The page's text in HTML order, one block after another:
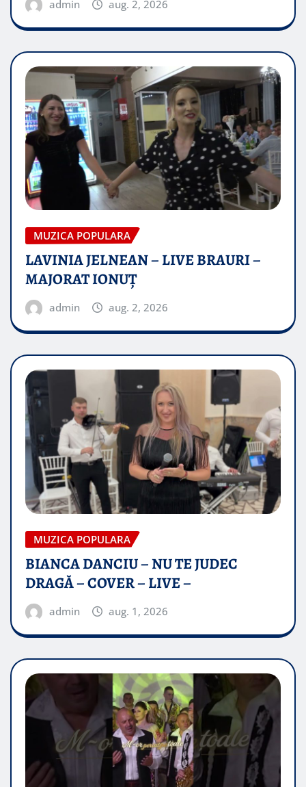
admin aug. 2, 2026
MUZICA POPULARA
LAVINIA JELNEAN – LIVE BRAURI –
MAJORAT IONUŢ
admin aug. 2, 2026
MUZICA POPULARA
BIANCA DANCIU – NU TE JUDEC
DRAGĂ – COVER – LIVE –
admin aug. 1, 2026